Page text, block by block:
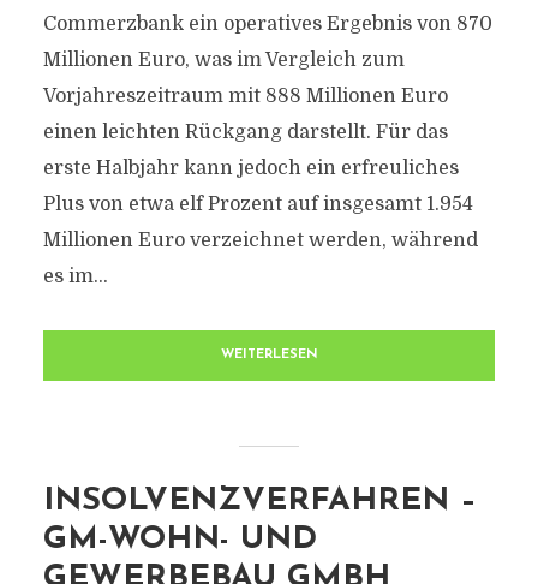
Commerzbank ein operatives Ergebnis von 870
Millionen Euro, was im Vergleich zum
Vorjahreszeitraum mit 888 Millionen Euro
einen leichten Rückgang darstellt. Für das
erste Halbjahr kann jedoch ein erfreuliches
Plus von etwa elf Prozent auf insgesamt 1.954
Millionen Euro verzeichnet werden, während
es im...
WEITERLESEN
INSOLVENZVERFAHREN –
GM-WOHN- UND